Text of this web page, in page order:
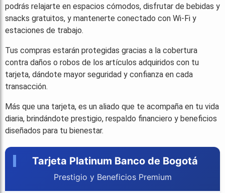
podrás relajarte en espacios cómodos, disfrutar de bebidas y
snacks gratuitos, y mantenerte conectado con Wi-Fi y
estaciones de trabajo.
Tus compras estarán protegidas gracias a la cobertura
contra daños o robos de los artículos adquiridos con tu
tarjeta, dándote mayor seguridad y confianza en cada
transacción.
Más que una tarjeta, es un aliado que te acompaña en tu vida
diaria, brindándote prestigio, respaldo financiero y beneficios
diseñados para tu bienestar.
Tarjeta Platinum Banco de Bogotá
Prestigio y Beneficios Premium